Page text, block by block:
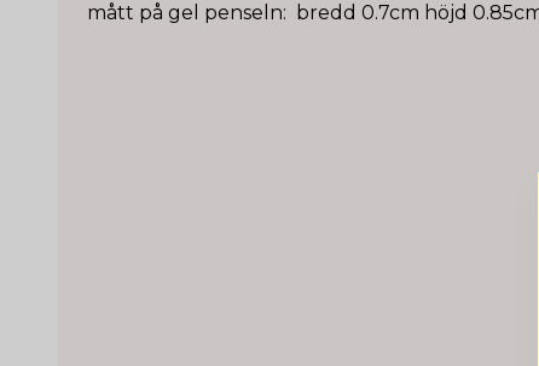
mått på gel penseln: bredd 0.7cm höjd